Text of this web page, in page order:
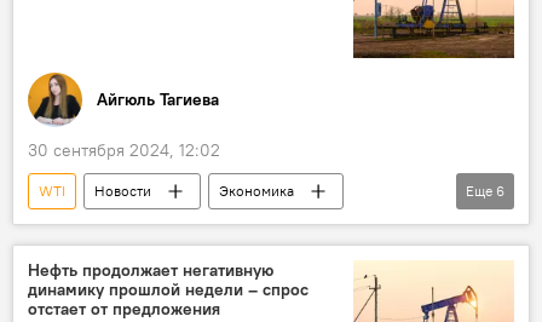
Айгюль Тагиева
30 сентября 2024, 12:02
WTI Новости
Экономика
энергетика
Новости мира
Нефть
Цена нефти
Фьючерсы Рост цен
Еще 6
Нефть продолжает негативную
динамику прошлой недели – спрос
отстает от предложения